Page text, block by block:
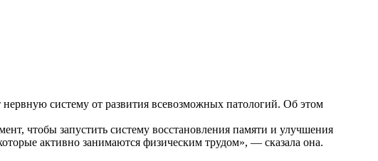
систему от развития всевозможных патологий. Об этом
чтобы запустить систему восстановления памяти и улучшения
активно занимаются физическим трудом», — сказала она.